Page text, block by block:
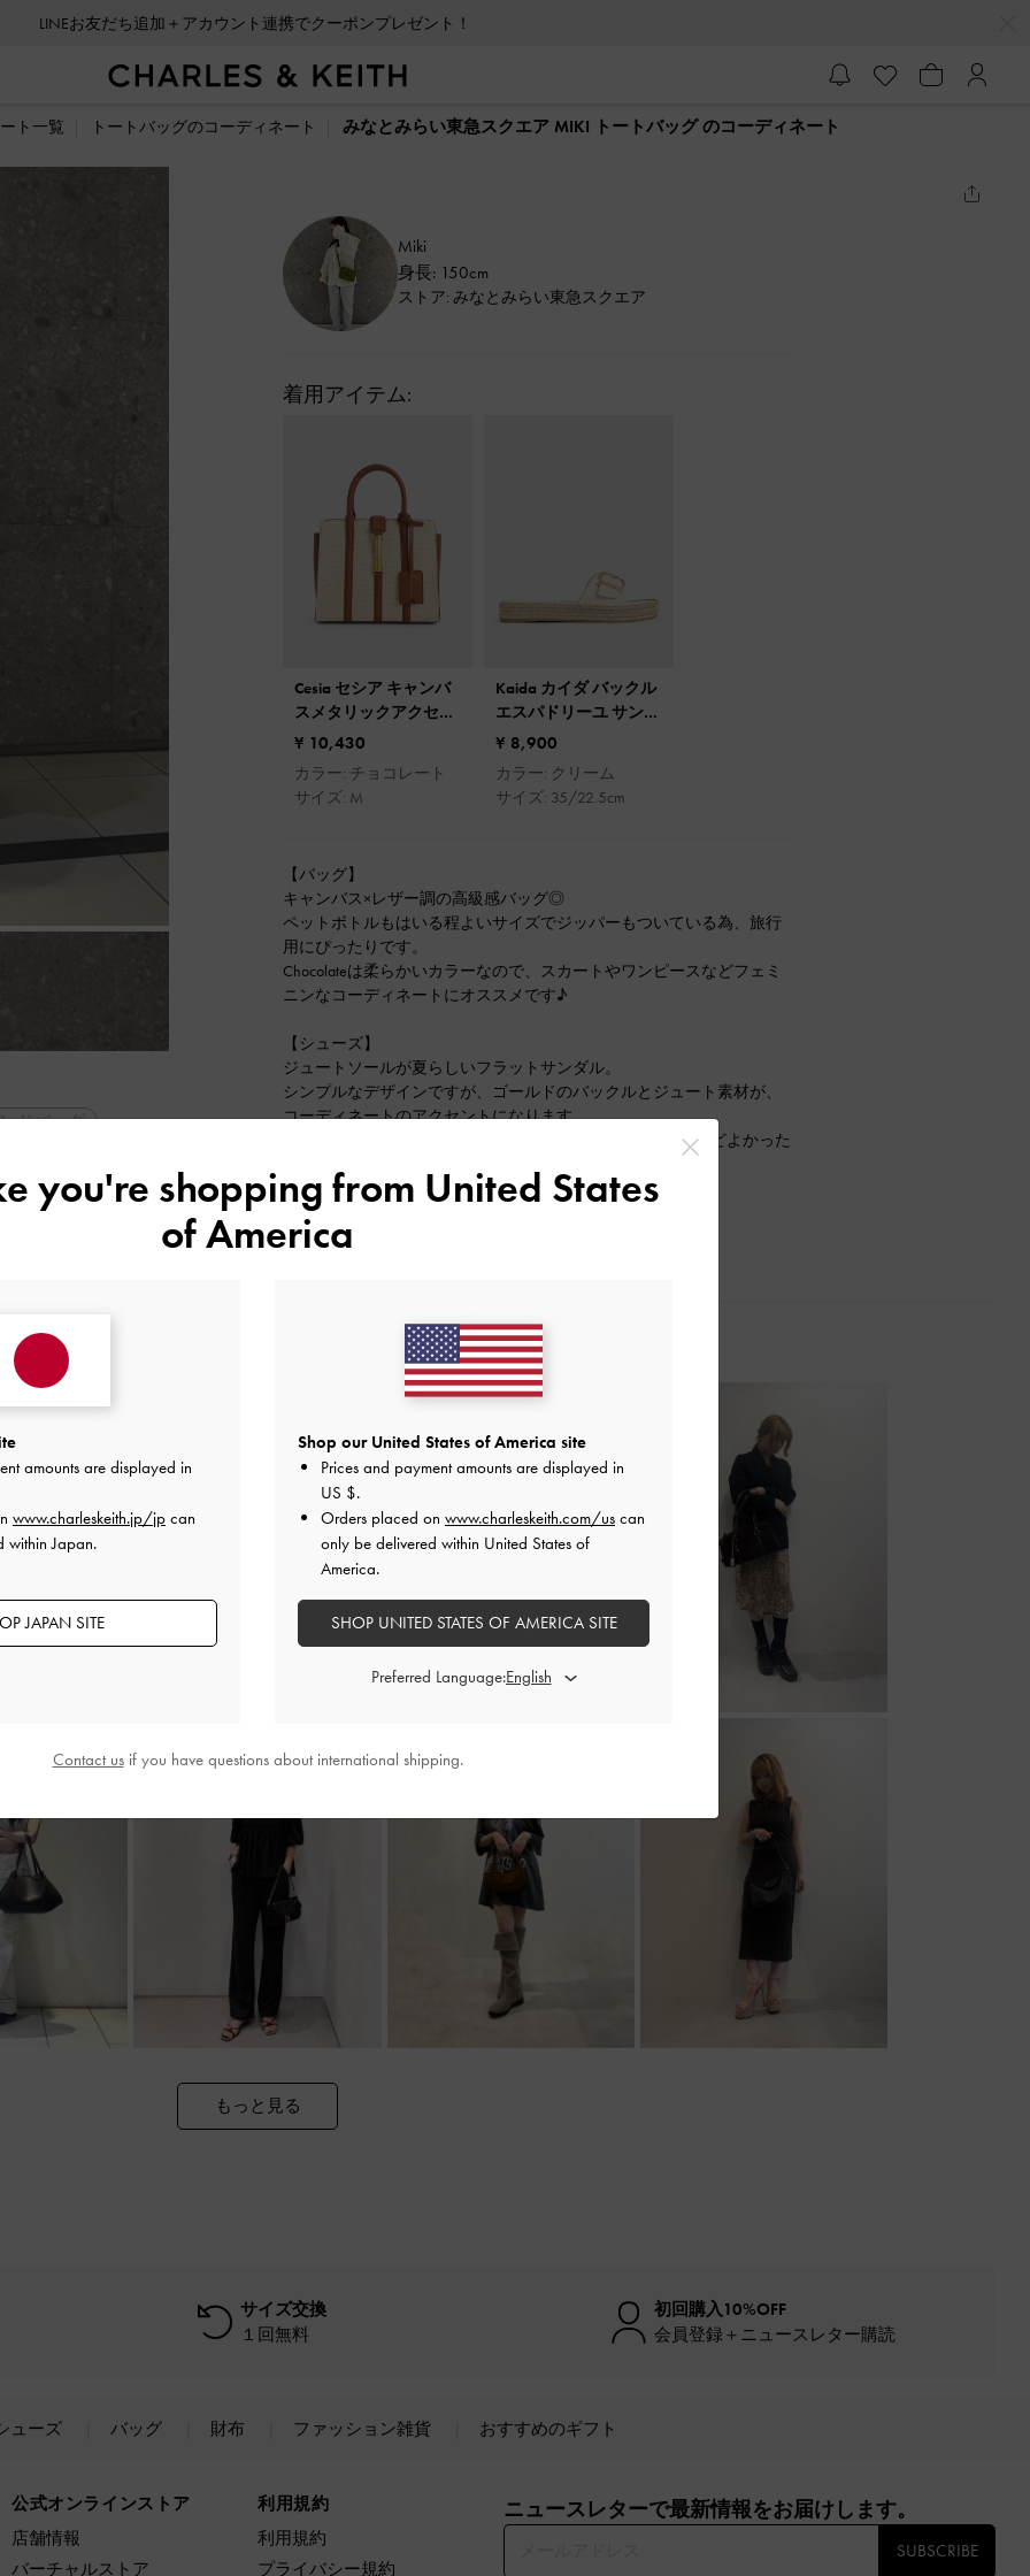
LINEお友だち追加＋アカウント連携でクーポンプレゼント！
ト一覧 トートバッグのコーディネート みなとみらい東急スクエア MIKI トートバッグ のコーディネート
ドバッグ
Miki
身長: 150cm
ストア: みなとみらい東急スクエア
着用アイテム:
Cesia セシア キャンバ
スメタリックアクセン
トトートバッグ
¥ 10,430
カラー: チョコレート
サイズ: M
Kaida カイダ バックル
エスパドリーユ サンダ
ル
¥ 8,900
カラー: クリーム
サイズ: 35/22.5cm
【バッグ】
キャンバス×レザー調の高級感バッグ◎
ペットボトルもはいる程よいサイズでジッパーもついている為、旅行
用にぴったりです。
Chocolateは柔らかいカラーなので、スカートやワンピースなどフェミ
ニンなコーディネートにオススメです♪
【シューズ】
ジュートソールが夏らしいフラットサンダル。
シンプルなデザインですが、ゴールドのバックルとジュート素材が、
コーディネートのアクセントになります。
普段は35/22.5サイズを着用していて、こちらも35がちょうどよかった
2024-06-18 にアップロード
もっと見る
サイズ交換
１回無料
初回購入10%OFF
会員登録＋ニュースレター購読
ューズ バッグ 財布 ファッション雑貨 おすすめのギフト
公式オンラインストア
店舗情報
バーチャルストア
利用規約
利用規約
プライバシー規約
ニュースレターで最新情報をお届けします。​
SUBSCRIBE
you're shopping from United States
of America
amounts are displayed in
www.charleskeith.jp/jp can
within Japan.
JAPAN SITE
Shop our United States of America site
Prices and payment amounts are displayed in
US $.
Orders placed on www.charleskeith.com/us can
only be delivered within United States of
America.
SHOP UNITED STATES OF AMERICA SITE
Preferred Language:
Contact usif you have questions about international shipping.